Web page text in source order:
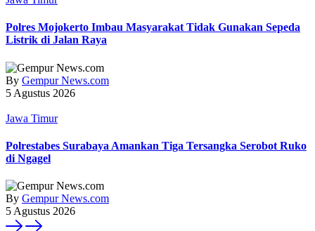
Polres Mojokerto Imbau Masyarakat Tidak Gunakan Sepeda
Listrik di Jalan Raya
By Gempur News.com
5 Agustus 2026
Jawa Timur
Polrestabes Surabaya Amankan Tiga Tersangka Serobot Ruko
di Ngagel
By Gempur News.com
5 Agustus 2026